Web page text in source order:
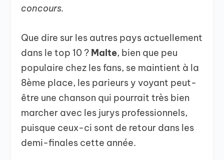
concours.
Que dire sur les autres pays actuellement
dans le top 10 ? Malte, bien que peu
populaire chez les fans, se maintient à la
8ème place, les parieurs y voyant peut-
être une chanson qui pourrait très bien
marcher avec les jurys professionnels,
puisque ceux-ci sont de retour dans les
demi-finales cette année.